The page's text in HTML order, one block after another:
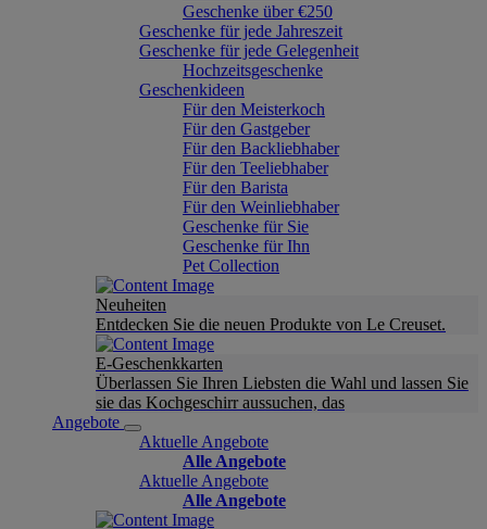
Geschenke über €250
Geschenke für jede Jahreszeit
Geschenke für jede Gelegenheit
Hochzeitsgeschenke
Geschenkideen
Für den Meisterkoch
Für den Gastgeber
Für den Backliebhaber
Für den Teeliebhaber
Für den Barista
Für den Weinliebhaber
Geschenke für Sie
Geschenke für Ihn
Pet Collection
Neuheiten
Entdecken Sie die neuen Produkte von Le Creuset.
E-Geschenkkarten
Überlassen Sie Ihren Liebsten die Wahl und lassen Sie
sie das Kochgeschirr aussuchen, das
Angebote
Aktuelle Angebote
Alle Angebote
Aktuelle Angebote
Alle Angebote